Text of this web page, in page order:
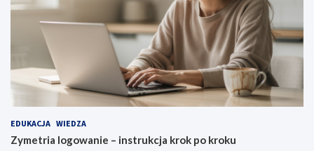
EDUKACJA WIEDZA
Zymetria logowanie – instrukcja krok po kroku